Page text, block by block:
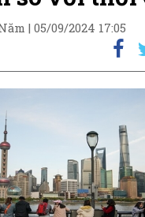
| 05/09/2024 17:05